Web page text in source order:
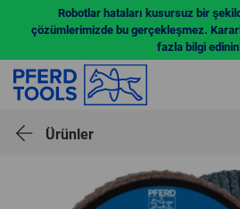
Robotlar hataları kusursuz bir
çözümlerimizde bu gerçekleşmez.
fazla bilgi
Ürünler